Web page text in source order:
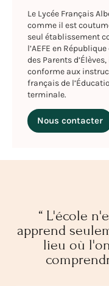
Le Lycée Français
comme il est
seul établissement
l’AEFE en
des Parents
conforme aux
français de
terminale.
Nous contacter
“ L'école
apprend
lieu où